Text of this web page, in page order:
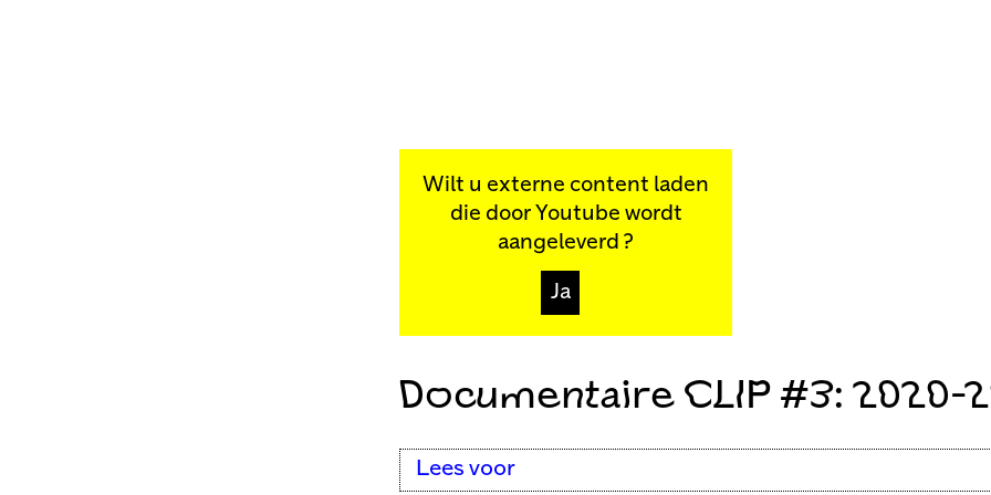
Wilt u externe content laden
die door Youtube wordt
aangeleverd ?
Ja
Documentaire CLIP #3: 2020-
Lees voor